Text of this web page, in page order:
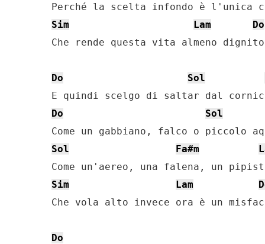
Sim Lam
Do
Che rende questa vita almeno
Do Sol
Do Sol
Sol Fa#m
Sim Lam
Che vola alto invece ora è un
Do